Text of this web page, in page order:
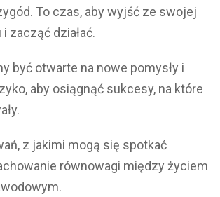
To czas, aby wyjść ze swojej
zacząć działać.
być otwarte na nowe pomysły i
aby osiągnąć sukcesy, na które
z jakimi mogą się spotkać
równowagi między życiem